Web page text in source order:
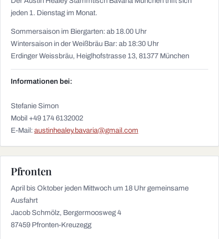
jeden 1. Dienstag im Monat.
Sommersaison im Biergarten: ab 18.00 Uhr
Wintersaison in der Weißbräu Bar: ab 18:30 Uhr
Erdinger Weissbräu, Heiglhofstrasse 13, 81377 München
Informationen bei:
Stefanie Simon
Mobil +49 174 6132002
E-Mail: austinhealey.bavaria@gmail.com
Pfronten
April bis Oktober jeden Mittwoch um 18 Uhr gemeinsame
Ausfahrt
Jacob Schmölz, Bergermoosweg 4
87459 Pfronten-Kreuzegg